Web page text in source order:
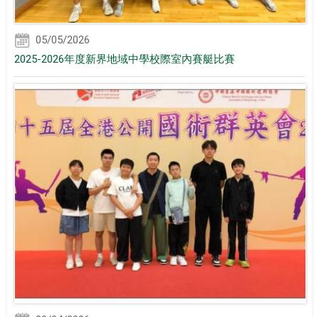
05/05/2026
2025-2026年度新界地域中學校際室內賽艇比賽